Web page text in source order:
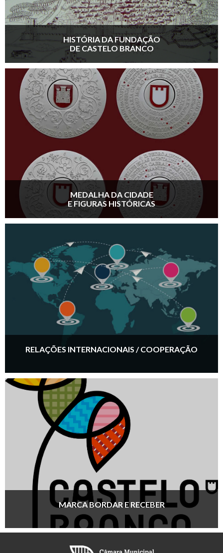
HISTÓRIA DA FUNDAÇÃO
DE CASTELO BRANCO
MEDALHA DA CIDADE
E FIGURAS HISTÓRICAS
RELAÇÕES INTERNACIONAIS / COOPERAÇÃO
MARCA BORDAR E RECEBER